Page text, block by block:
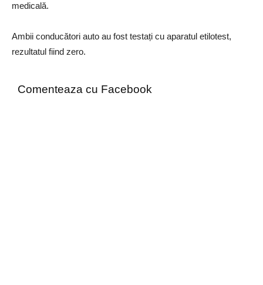
medicală.
Ambii conducători auto au fost testați cu aparatul etilotest,
rezultatul fiind zero.
Comenteaza cu Facebook